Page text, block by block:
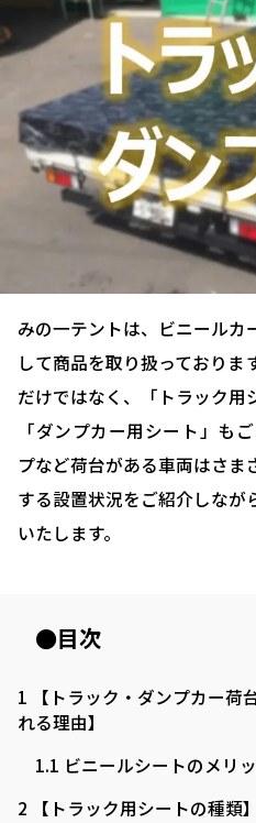
みの一テントは、ビニールカ
して商品を取り扱っており
だけではなく、「トラック用
「ダンプカー用シート」も
プなど荷台がある車両はさ
する設置状況をご紹介しなが
いたします。
●目次
1 【トラック・ダンプカー荷
れる理由】
1.1 ビニールシートのメリ
2 【トラック用シートの種類】